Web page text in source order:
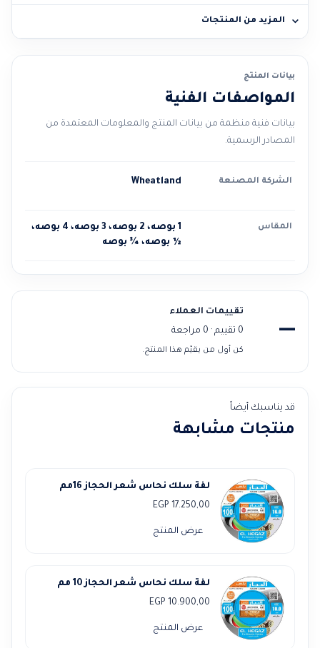
المزيد من المنتجات
بيانات المنتج
المواصفات الفنية
بيانات فنية منظمة من بيانات المنتج والمعلومات المعتمدة من
المصادر الرسمية.
الشركة المصنعة Wheatland
المقاس
1 بوصه، 2 بوصه، 3 بوصه، 4 بوصه،
½ بوصه، ¾ بوصه
—
تقييمات العملاء
0 تقييم · 0 مراجعة
كن أول من يقيّم هذا المنتج.
قد يناسبك أيضاً
منتجات مشابهة
لفة سلك نحاس شعر الحجاز 16مم
17.250,00
EGP
عرض المنتج
لفة سلك نحاس شعر الحجاز 10 مم
10.900,00
EGP
عرض المنتج